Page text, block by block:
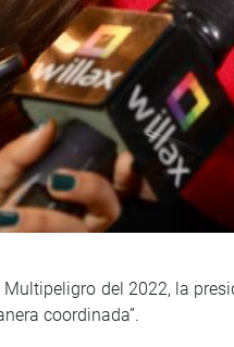
del 2022, la
coordinada”.